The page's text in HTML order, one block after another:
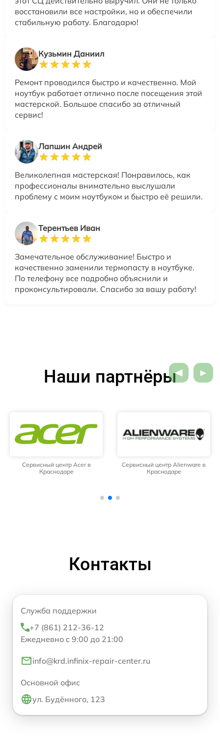
восстановили все настройки, но и обеспечили
стабильную работу. Благодарю!
Кузьмин Даниил
Ремонт проводился быстро и качественно. Мой
ноутбук работает отлично после посещения этой
мастерской. Большое спасибо за отличный
сервис!
Лапшин Андрей
Великолепная мастерская! Понравилось, как
профессионалы внимательно выслушали
проблему с моим ноутбуком и быстро её решили.
Терентьев Иван
Замечательное обслуживание! Быстро и
качественно заменили термопасту в ноутбуке.
По телефону все подробно объяснили и
проконсультировали. Спасибо за вашу работу!
Наши партнёры
Сервисный центр Acer в
Краснодаре
Сервисный центр Alienware в
Краснодаре
Контакты
Служба поддержки
+7 (861) 212-36-12
Ежедневно с 9:00 до 21:00
info@krd.infinix-repair-center.ru
Основной офис
ул. Будённого, 123